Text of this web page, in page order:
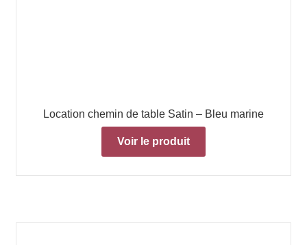
Location chemin de table Satin – Bleu marine
Voir le produit